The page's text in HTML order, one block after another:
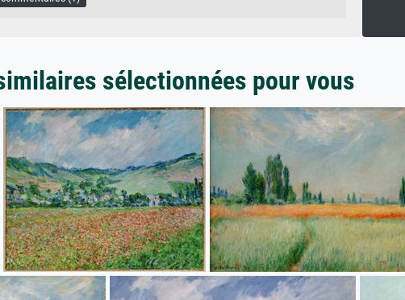
sélectionnées pour vous